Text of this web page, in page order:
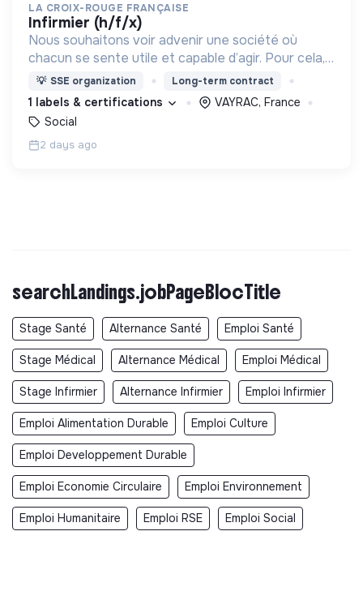
LA CROIX-ROUGE FRANÇAISE
infirmier (h/f/x)
Nous souhaitons voir advenir une société où
chacun se sente utile et capable d’agir. Pour cela,
nous proposons des moyens et des lieux
d’engagement innovants et adaptés à tous.
💡 SSE organization Long-term contract
1 labels & certifications
VAYRAC, France
Social
2 days ago
searchLandings.jobPageBlocTitle
Stage Santé Alternance Santé Emploi Santé
Stage Médical Alternance Médical Emploi Médical
Stage Infirmier Alternance Infirmier Emploi Infirmier
Emploi Alimentation Durable Emploi Culture
Emploi Developpement Durable
Emploi Economie Circulaire Emploi Environnement
Emploi Humanitaire Emploi RSE Emploi Social